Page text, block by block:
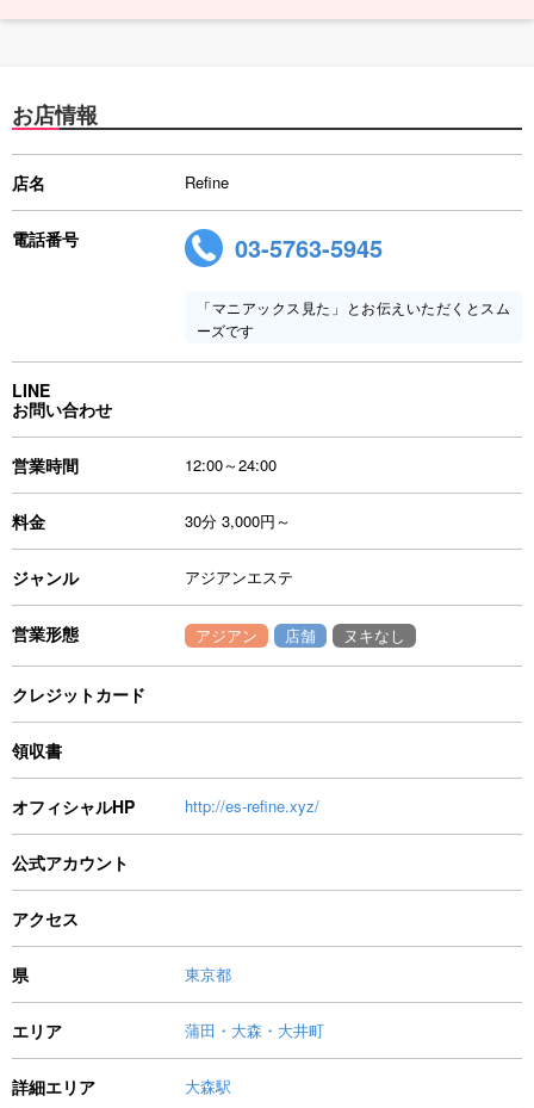
お店情報
店名 Refine
電話番号 03-5763-5945
「マニアックス見た」とお伝えいただくとスム
ーズです
LINE
お問い合わせ
営業時間 12:00～24:00
料金 30分 3,000円～
ジャンル アジアンエステ
営業形態 アジアン 店舗 ヌキなし
クレジットカード
領収書
オフィシャルHP http://es-refine.xyz/
公式アカウント
アクセス
県 東京都
エリア 蒲田・大森・大井町
詳細エリア 大森駅